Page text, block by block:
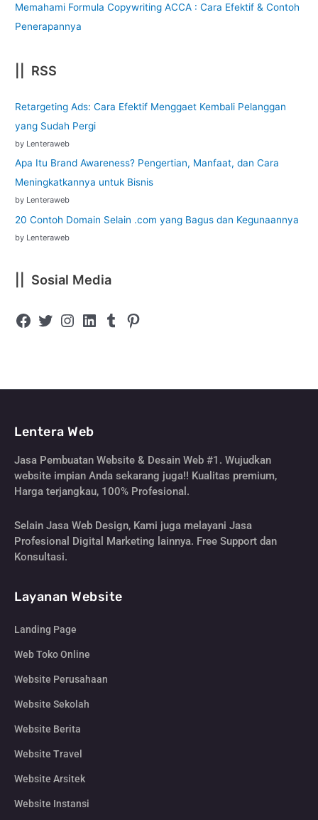
Memahami Formula Copywriting ACCA : Cara Efektif & Contoh
Penerapannya
|| RSS
Retargeting Ads: Cara Efektif Menggaet Kembali Pelanggan
yang Sudah Pergi
by Lenteraweb
Apa Itu Brand Awareness? Pengertian, Manfaat, dan Cara
Meningkatkannya untuk Bisnis
by Lenteraweb
20 Contoh Domain Selain .com yang Bagus dan Kegunaannya
by Lenteraweb
|| Sosial Media
Lentera Web
Jasa Pembuatan Website & Desain Web #1. Wujudkan
website impian Anda sekarang juga!! Kualitas premium,
Harga terjangkau, 100% Profesional.
Selain Jasa Web Design, Kami juga melayani Jasa
Profesional Digital Marketing lainnya. Free Support dan
Konsultasi.
Layanan Website
Landing Page
Web Toko Online
Website Perusahaan
Website Sekolah
Website Berita
Website Travel
Website Arsitek
Website Instansi